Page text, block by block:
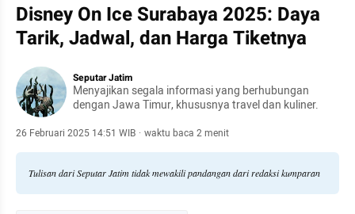
Disney On Ice Surabaya 2025: Daya
Tarik, Jadwal, dan Harga Tiketnya
Seputar Jatim
Menyajikan segala informasi yang berhubungan
dengan Jawa Timur, khususnya travel dan kuliner.
26 Februari 2025 14:51 WIB · waktu baca 2 menit
Tulisan dari Seputar Jatim tidak mewakili pandangan dari redaksi kumparan